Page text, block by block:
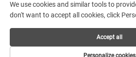
E-mail:[email protected]
Copyright © HANGZHOU SUNWAY
Wszelkie prawa zastrzeżone -
We use cookies and similar tools to
don't want to accept all cookies, click
Personalize cookies
Accept all